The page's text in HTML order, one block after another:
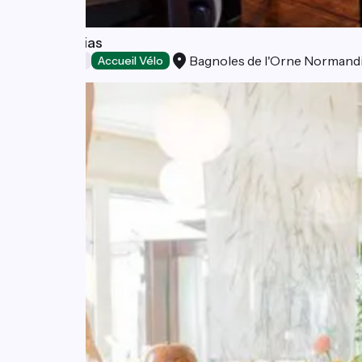
Les Camélias
Accueil Vélo Bagnoles de l'Orne